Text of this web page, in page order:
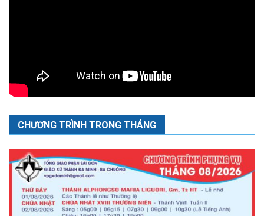
CHƯƠNG TRÌNH TRONG THÁNG